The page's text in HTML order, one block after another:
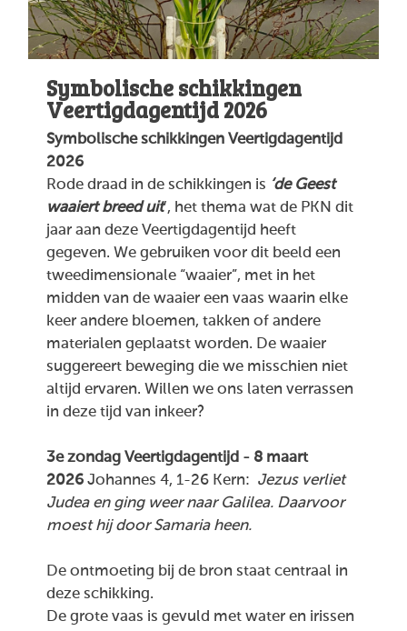
Symbolische schikkingen
Veertigdagentijd 2026
Symbolische schikkingen Veertigdagentijd
2026
Rode draad in de schikkingen is ‘de Geest
waaiert breed uit’, het thema wat de PKN dit
jaar aan deze Veertigdagentijd heeft
gegeven. We gebruiken voor dit beeld een
tweedimensionale “waaier”, met in het
midden van de waaier een vaas waarin elke
keer andere bloemen, takken of andere
materialen geplaatst worden. De waaier
suggereert beweging die we misschien niet
altijd ervaren. Willen we ons laten verrassen
in deze tijd van inkeer?
3e zondag Veertigdagentijd - 8 maart
2026 Johannes 4, 1-26 Kern: Jezus verliet
Judea en ging weer naar Galilea. Daarvoor
moest hij door Samaria heen.
De ontmoeting bij de bron staat centraal in
deze schikking.
De grote vaas is gevuld met water en irissen